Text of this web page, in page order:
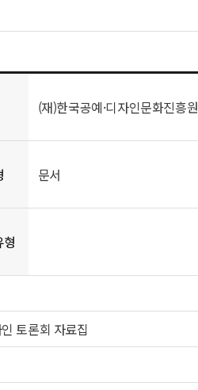
(재)한국공예·디자인문화진흥원
문서
토론회 자료집